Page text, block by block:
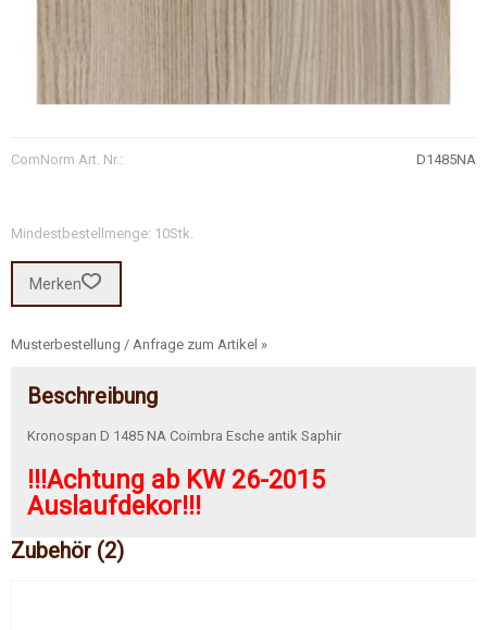
Zubehör (2)
ComNorm Art. Nr.: D1485NA
Mindestbestellmenge: 10Stk.
Merken
Musterbestellung / Anfrage zum Artikel »
Beschreibung
Kronospan D 1485 NA Coimbra Esche antik Saphir
!!!Achtung ab KW 26-2015
Auslaufdekor!!!